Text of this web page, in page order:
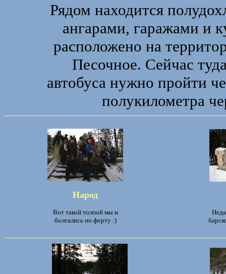
Рядом находится
ангарами, гаражами и
расположено на
Песочное. Сейчас
автобуса нужно пройти
полукилометра
Народ
Вот такой толпой мы и
болтались по форту :)